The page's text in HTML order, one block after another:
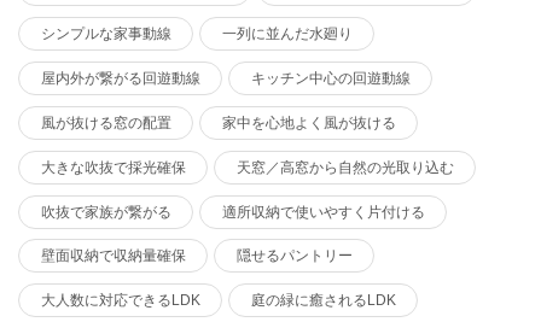
シンプルな家事動線 一列に並んだ水廻り
屋内外が繋がる回遊動線 キッチン中心の回遊動線
風が抜ける窓の配置 家中を心地よく風が抜ける
大きな吹抜で採光確保 天窓／高窓から自然の光取り込む
吹抜で家族が繋がる 適所収納で使いやすく片付ける
壁面収納で収納量確保 隠せるパントリー
大人数に対応できるLDK 庭の緑に癒されるLDK